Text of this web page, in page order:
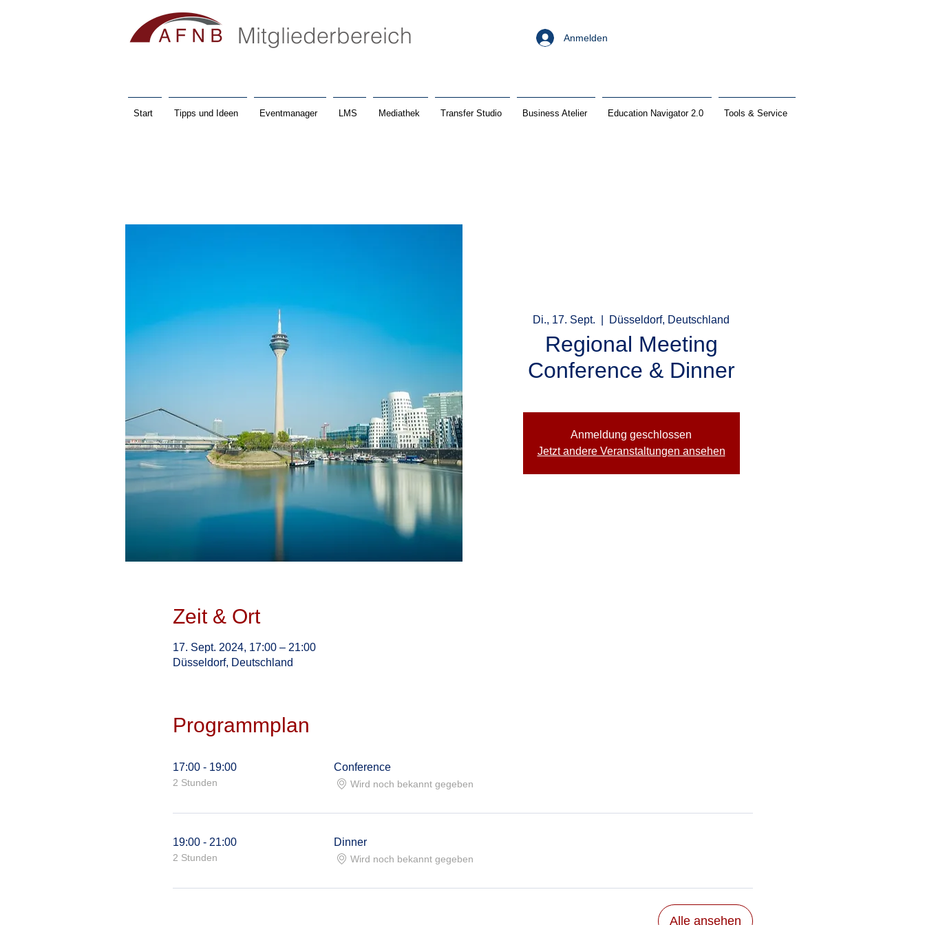
Mitgliederbereich Anmelden
Start Tipps und Ideen Eventmanager LMS Mediathek Transfer Studio Business Atelier Education Navigator 2.0 Tools & Service
Di., 17. Sept. Düsseldorf, Deutschland
Regional Meeting
Conference & Dinner
Anmeldung geschlossen
Jetzt andere Veranstaltungen ansehen
Zeit & Ort
17. Sept. 2024, 17:00 – 21:00
Düsseldorf, Deutschland
Programmplan
17:00 - 19:00
2 Stunden
Conference
Wird noch bekannt gegeben
19:00 - 21:00
2 Stunden
Dinner
Wird noch bekannt gegeben
Alle ansehen